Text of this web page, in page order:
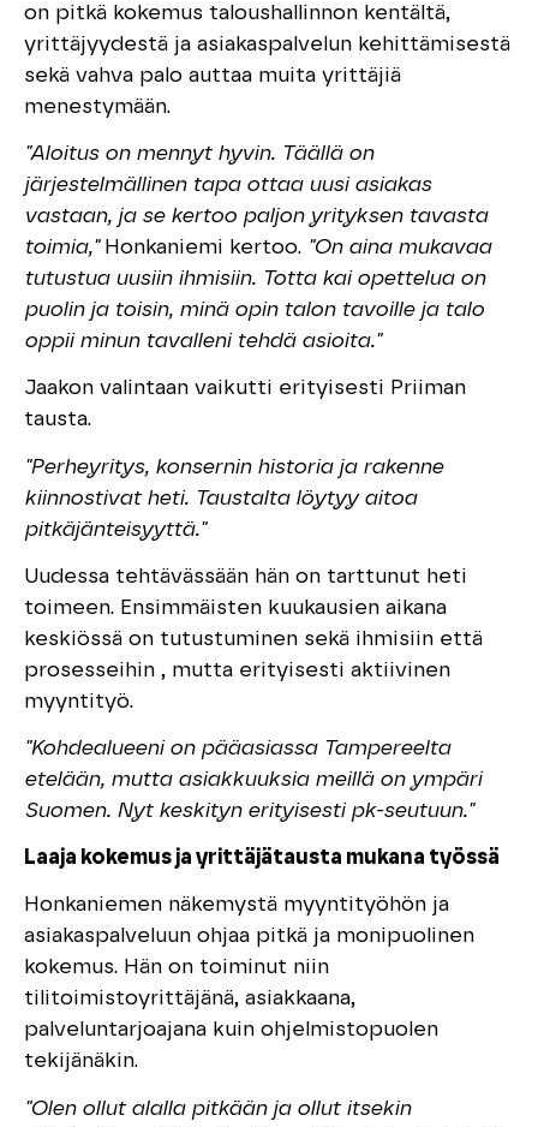
on pitkä kokemus taloushallinnon kentältä,
yrittäjyydestä ja asiakaspalvelun kehittämisestä
sekä vahva palo auttaa muita yrittäjiä
menestymään.
"Aloitus on mennyt hyvin. Täällä on
järjestelmällinen tapa ottaa uusi asiakas
vastaan, ja se kertoo paljon yrityksen tavasta
toimia," Honkaniemi kertoo. "On aina mukavaa
tutustua uusiin ihmisiin. Totta kai opettelua on
puolin ja toisin, minä opin talon tavoille ja talo
oppii minun tavalleni tehdä asioita."
Jaakon valintaan vaikutti erityisesti Priiman
tausta.
"Perheyritys, konsernin historia ja rakenne
kiinnostivat heti. Taustalta löytyy aitoa
pitkäjänteisyyttä."
Uudessa tehtävässään hän on tarttunut heti
toimeen. Ensimmäisten kuukausien aikana
keskiössä on tutustuminen sekä ihmisiin että
prosesseihin , mutta erityisesti aktiivinen
myyntityö.
"Kohdealueeni on pääasiassa Tampereelta
etelään, mutta asiakkuuksia meillä on ympäri
Suomen. Nyt keskityn erityisesti pk-seutuun."
Laaja kokemus ja yrittäjätausta mukana työssä
Honkaniemen näkemystä myyntityöhön ja
asiakaspalveluun ohjaa pitkä ja monipuolinen
kokemus. Hän on toiminut niin
tilitoimistoyrittäjänä, asiakkaana,
palveluntarjoajana kuin ohjelmistopuolen
tekijänäkin.
"Olen ollut alalla pitkään ja ollut itsekin